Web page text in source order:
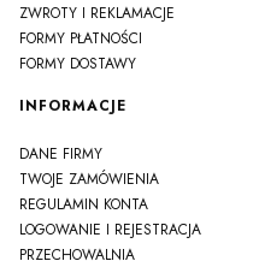
ZWROTY I REKLAMACJE
FORMY PŁATNOŚCI
FORMY DOSTAWY
INFORMACJE
DANE FIRMY
TWOJE ZAMÓWIENIA
REGULAMIN KONTA
LOGOWANIE I REJESTRACJA
PRZECHOWALNIA